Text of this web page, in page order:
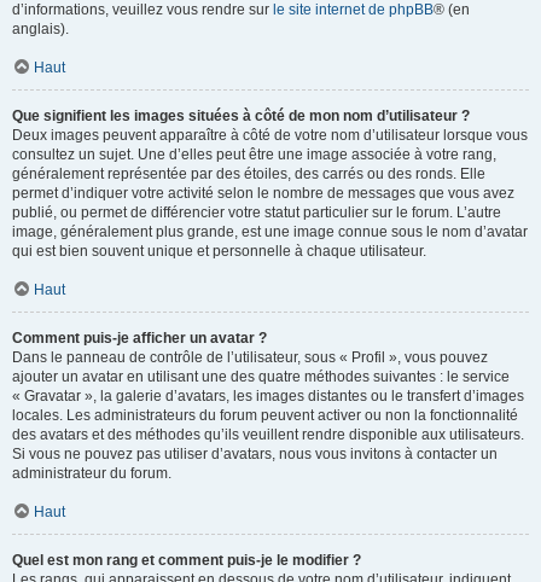
d’informations, veuillez vous rendre sur le site internet de phpBB® (en
anglais).
Haut
Que signifient les images situées à côté de mon nom d’utilisateur ?
Deux images peuvent apparaître à côté de votre nom d’utilisateur lorsque vous
consultez un sujet. Une d’elles peut être une image associée à votre rang,
généralement représentée par des étoiles, des carrés ou des ronds. Elle
permet d’indiquer votre activité selon le nombre de messages que vous avez
publié, ou permet de différencier votre statut particulier sur le forum. L’autre
image, généralement plus grande, est une image connue sous le nom d’avatar
qui est bien souvent unique et personnelle à chaque utilisateur.
Haut
Comment puis-je afficher un avatar ?
Dans le panneau de contrôle de l’utilisateur, sous « Profil », vous pouvez
ajouter un avatar en utilisant une des quatre méthodes suivantes : le service
« Gravatar », la galerie d’avatars, les images distantes ou le transfert d’images
locales. Les administrateurs du forum peuvent activer ou non la fonctionnalité
des avatars et des méthodes qu’ils veuillent rendre disponible aux utilisateurs.
Si vous ne pouvez pas utiliser d’avatars, nous vous invitons à contacter un
administrateur du forum.
Haut
Quel est mon rang et comment puis-je le modifier ?